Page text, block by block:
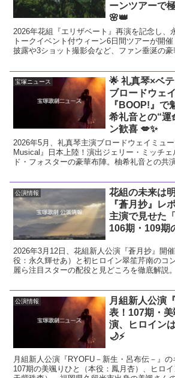
ーンツアーで
🌸👑
2026年花組『エリザベート』再演を記念し、
トークイベント付ウィーン6日間ツアーが開
披露や3ショット撮影会など、ファン垂涎の
宝塚ニュース
🌟 礼真琴×ベ
ブロードウェ
『BOOP!』で
希礼音との“運
ン歓喜 💋✨
2026年5月、礼真琴主演ブロードウェイミュ
Musical』日本上陸！演出ジェリー・ミッチェ
ド・フォスターの豪華布陣。柚希礼音との共
公演情報
花組の未来は
『蒼月抄』レ
主演で見せた
106期・109期
2026年3月12日、花組新人公演『蒼月抄』開
役：永久輝せあ）と初ヒロイン翠笙芹南のコ
麗ら注目スターの配役と見どころを徹底解説。
公演情報
月組新人公演
表！107期・
演、ヒロイン
🌙⚡️
月組新人公演『RYOFU－新生・呂布伝－』
107期の美颯りひと（本役：鳳月杏）、ヒロ